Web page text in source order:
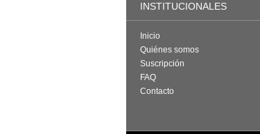
INSTITUCIONALES
Inicio
Quiénes somos
Suscripción
FAQ
Contacto